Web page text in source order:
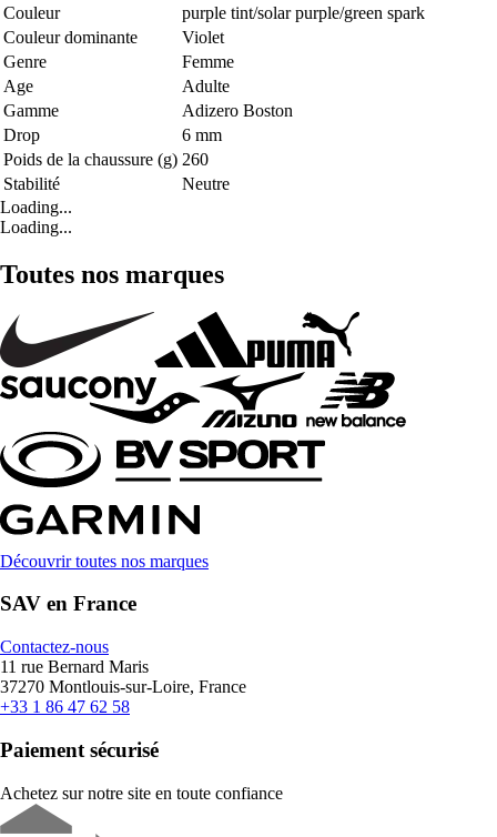
Couleur
purple tint/solar purple/green spark
Couleur dominante
Violet
Genre
Femme
Age
Adulte
Gamme
Adizero Boston
Drop
6 mm
Poids de la chaussure (g) 260
Stabilité
Neutre
Loading...
Loading...
Toutes nos marques
Découvrir toutes nos marques
SAV en France
Contactez-nous
11 rue Bernard Maris
37270 Montlouis-sur-Loire, France
+33 1 86 47 62 58
Paiement sécurisé
Achetez sur notre site en toute confiance